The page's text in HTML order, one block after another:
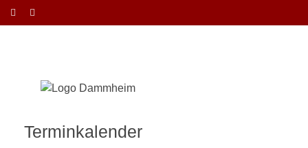
Terminkalender